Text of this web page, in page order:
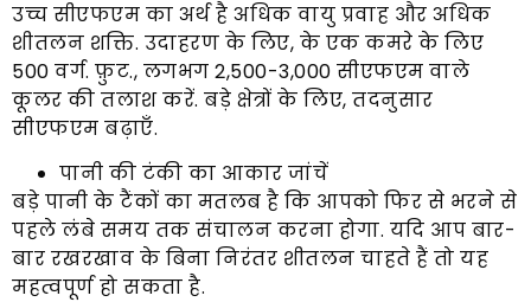
उच्च सीएफएम का अर्थ है अधिक वायु प्रवाह और अधिक
शीतलन शक्ति. उदाहरण के लिए, के एक कमरे के लिए
500 वर्ग. फ़ुट., लगभग 2,500-3,000 सीएफएम वाले
कूलर की तलाश करें. बड़े क्षेत्रों के लिए, तदनुसार
सीएफएम बढ़ाएँ.
पानी की टंकी का आकार जांचें
बड़े पानी के टैंकों का मतलब है कि आपको फिर से भरने से
पहले लंबे समय तक संचालन करना होगा. यदि आप बार-
बार रखरखाव के बिना निरंतर शीतलन चाहते हैं तो यह
महत्वपूर्ण हो सकता है.